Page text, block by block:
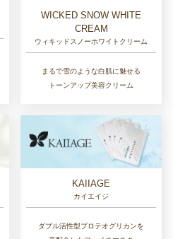
WICKED SNOW WHITE
CREAM
ウィキッドスノーホワイトクリーム
まるで雪のような白肌に魅せる
トーンアップ美容クリーム
KAIIAGE
カイエイジ
ダブル活性型プロテオグリカンを